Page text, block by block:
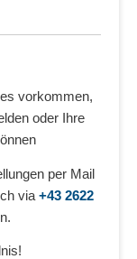
vorkommen,
oder Ihre
per Mail
via +43 2622